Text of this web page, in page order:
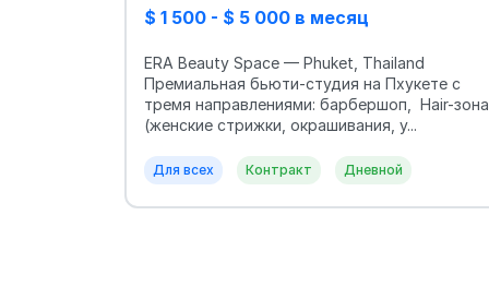
$ 1 500 - $ 5 000 в месяц
ERA Beauty Space — Phuket, Thailand
Премиальная бьюти-студия на Пхукете с
тремя направлениями: барбершоп, Hair-зона
(женские стрижки, окрашивания, у...
Для всех Контракт Дневной